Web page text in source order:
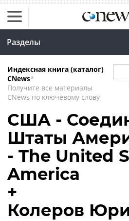
Разделы
Индексная книга (каталог)
CNews*
Получите все материалы
CNews по ключевому слову
США -
Штаты
- The United
America
+
Колеров